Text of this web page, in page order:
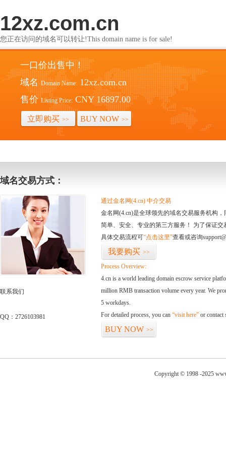
12xz.com.cn
您正在访问的域名可以转让!This domain name is for sale!
一口价出售中！
域名 Domain Name: 12xz.com.cn
售价 Listing Price: CNY 16897.00
立即购买 >> BUY NOW >>
域名交易方式：
联系我们
QQ：2726103981
通过金名网(4.cn) 中介交易
金名网(4.cn)是全球领先的域名交易服务机构
简单、安全、专业的第三方服务！ 为了保证
具体交易流程可“点击这里”查看或咨询
我要购买 >>
Process Overview:
4.cn is a world leading domain escrow service
million RMB transaction volume every year. We
5 workdays.
For detailed process, you can “visit here” or contact
BUY NOW >>
Copyright © 1998 -2025